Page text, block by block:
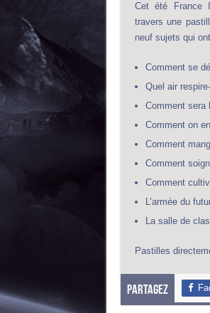
Cet été France
travers une
neuf sujets qui
Comment se
Quel air
Comment sera
Comment on
Comment
Comment
Comment
L’armée du
La salle de
Pastilles
Partagez